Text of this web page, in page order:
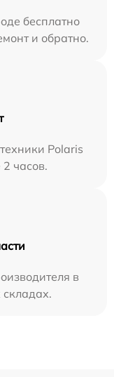
бесплатно
и обратно.
Polaris
часов.
в